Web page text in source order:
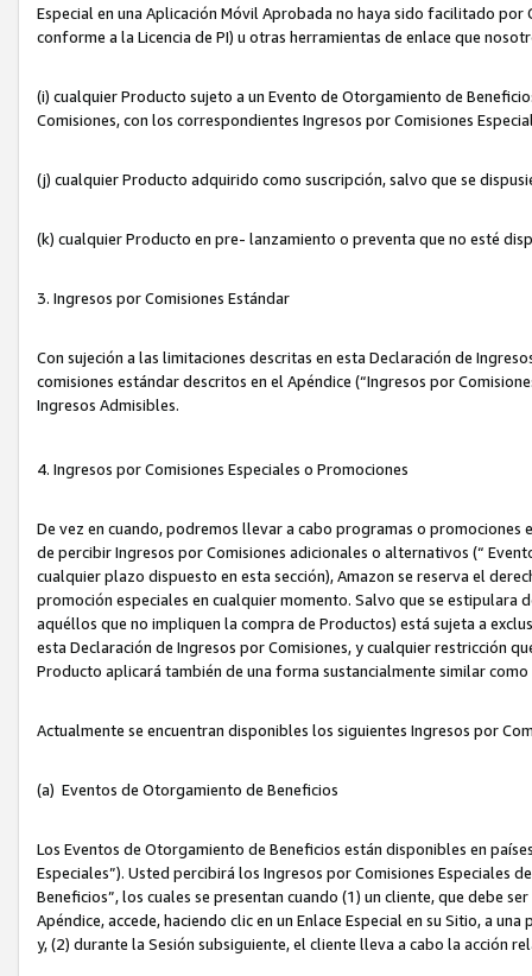
Especial en una Aplicación Móvil Aprobada no haya sido facilitado
conforme a la Licencia de PI) u otras herramientas de enlace que
(i) cualquier Producto sujeto a un Evento de Otorgamiento de
Comisiones, con los correspondientes Ingresos por Comisiones
(j) cualquier Producto adquirido como suscripción, salvo que se
(k) cualquier Producto en pre- lanzamiento o preventa que no esté
3. Ingresos por Comisiones Estándar
Con sujeción a las limitaciones descritas en esta Declaración de
comisiones estándar descritos en el Apéndice (“Ingresos por
Ingresos Admisibles.
4. Ingresos por Comisiones Especiales o Promociones
De vez en cuando, podremos llevar a cabo programas o
de percibir Ingresos por Comisiones adicionales o alternativos (“
cualquier plazo dispuesto en esta sección), Amazon se reserva el
promoción especiales en cualquier momento. Salvo que se
aquéllos que no impliquen la compra de Productos) está sujeta a
esta Declaración de Ingresos por Comisiones, y cualquier restricción
Producto aplicará también de una forma sustancialmente similar
Actualmente se encuentran disponibles los siguientes Ingresos por
(a) Eventos de Otorgamiento de Beneficios
Los Eventos de Otorgamiento de Beneficios están disponibles en
Especiales”). Usted percibirá los Ingresos por Comisiones Especiales
Beneficios”, los cuales se presentan cuando (1) un cliente, que debe
Apéndice, accede, haciendo clic en un Enlace Especial en su Sitio, a
y, (2) durante la Sesión subsiguiente, el cliente lleva a cabo la acción